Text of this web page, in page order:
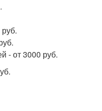
- от 3000 руб.